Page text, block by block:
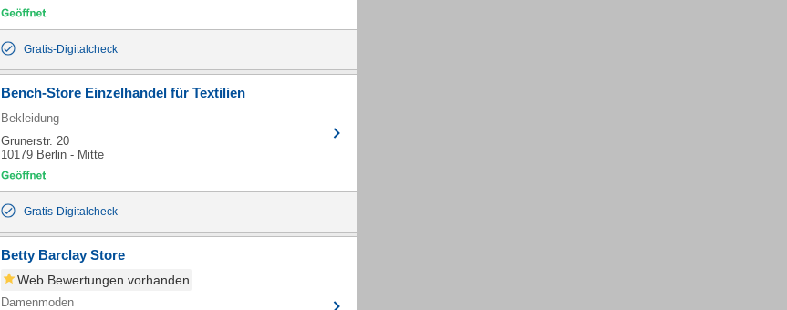
Gratis-Digitalcheck
Bench-Store Einzelhandel für Textilien
Bekleidung
Grunerstr. 20
10179 Berlin - Mitte
Gratis-Digitalcheck
Betty Barclay Store
Web Bewertungen vorhanden
Damenmoden